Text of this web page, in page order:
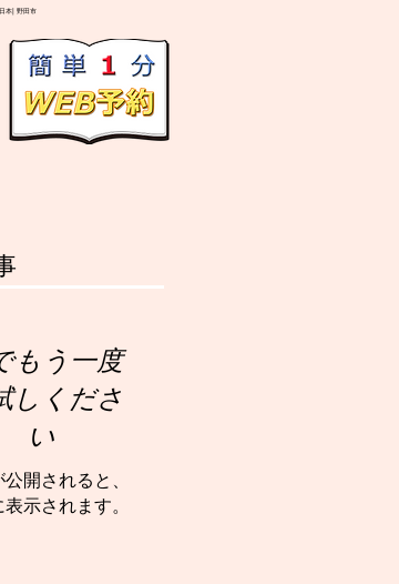
本| 野田市
もう一度
しくださ
い
開されると、
示されます。